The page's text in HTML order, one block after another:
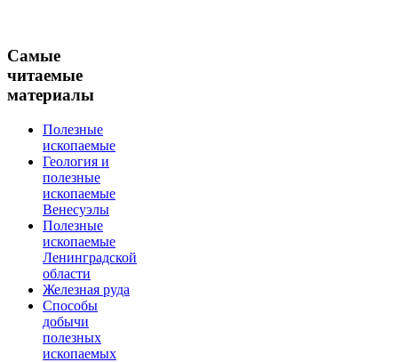
Самые
читаемые
материалы
Полезные
ископаемые
Геология и
полезные
ископаемые
Венесуэлы
Полезные
ископаемые
Ленинградской
области
Железная руда
Способы
добычи
полезных
ископаемых